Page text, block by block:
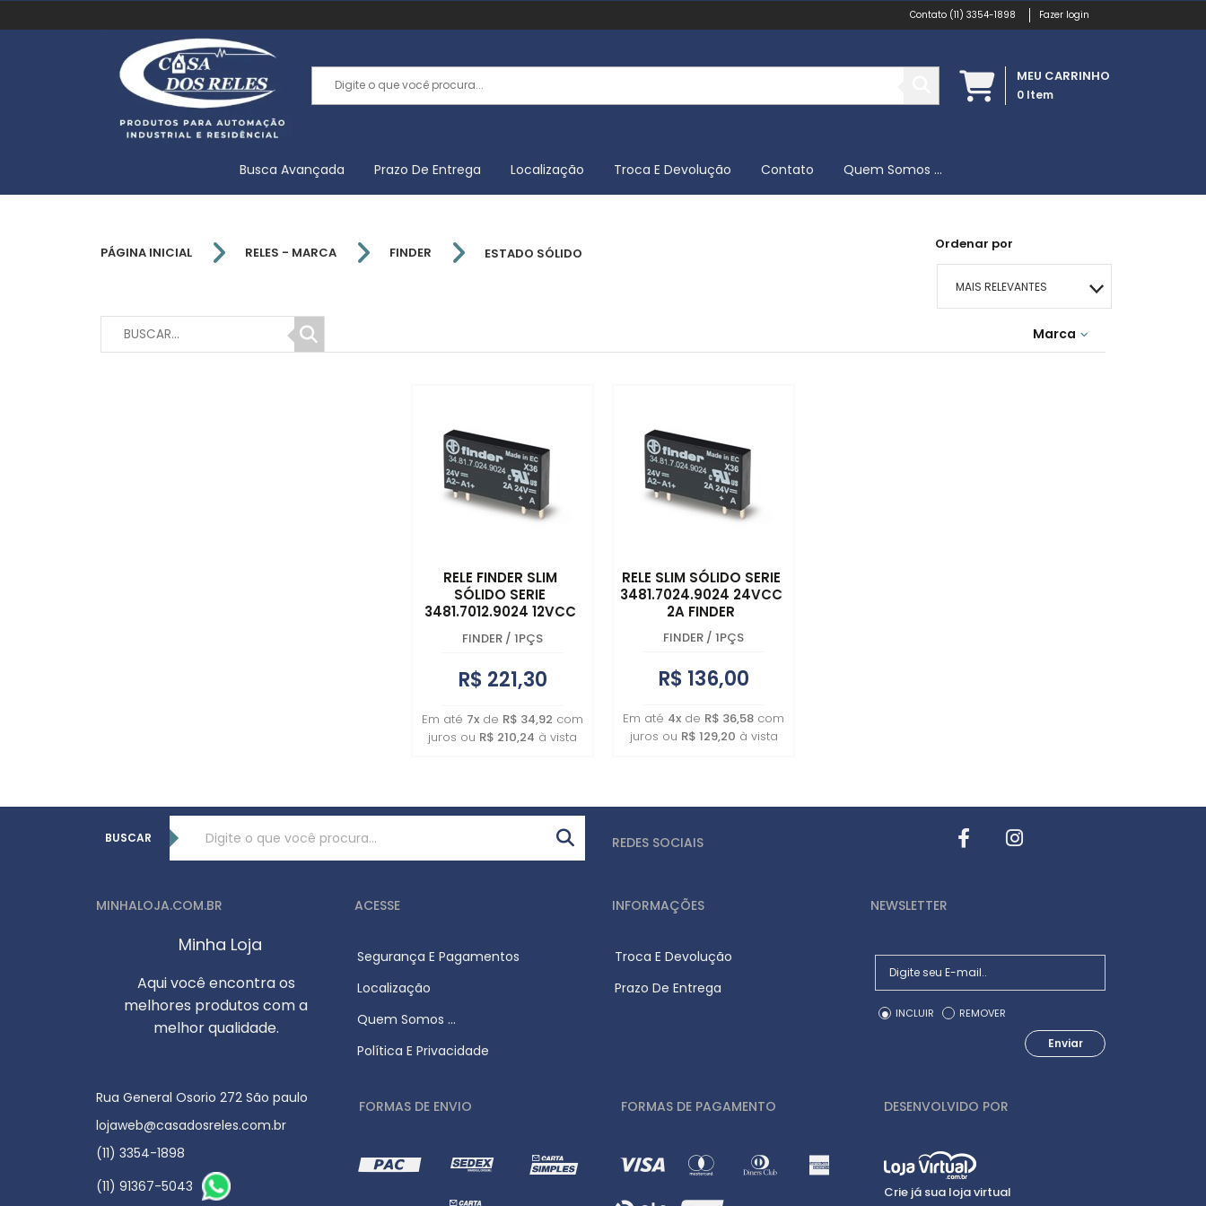
(11) 3354-1898 Fazer login
MEU CARRINHO
0 Item
Busca Avançada Prazo De Entrega Localização Troca E Devolução Contato Quem Somos ...
PÁGINA INICIAL RELES - MARCA FINDER ESTADO SÓLIDO
Ordenar por
MAIS RELEVANTES
MAIS VENDIDOSMarca
RELE FINDER SLIM
SÓLIDO SERIE
3481.7012.9024 12VCC
2A FINDER
FINDER / 1PÇS
R$ 221,30
Em até 7x de R$ 34,92 com
juros ou R$ 210,24 à vista
RELE SLIM SÓLIDO SERIE
3481.7024.9024 24VCC
2A FINDER
FINDER / 1PÇS
R$ 136,00
Em até 4x de R$ 36,58 com
juros ou R$ 129,20 à vista
BUSCAR REDES SOCIAIS
MINHALOJA.COM.BR
Minha Loja
Aqui você encontra os
melhores produtos com a
melhor qualidade.
ACESSE
Segurança E Pagamentos
Localização
Quem Somos ...
Política E Privacidade
INFORMAÇÕES
Troca E Devolução
Prazo De Entrega
NEWSLETTER
INCLUIR REMOVER
Enviar
Rua General Osorio 272 São paulo
lojaweb@casadosreles.com.br
(11) 3354-1898
(11) 91367-5043
FORMAS DE ENVIO FORMAS DE PAGAMENTO DESENVOLVIDO POR
Crie já sua loja virtual